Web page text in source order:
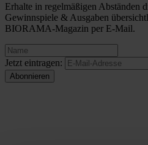
Erhalte in regelmäßigen Abständen
Gewinnspiele & Ausgaben
BIORAMA-Magazin per E-Mail.
Jetzt eintragen: